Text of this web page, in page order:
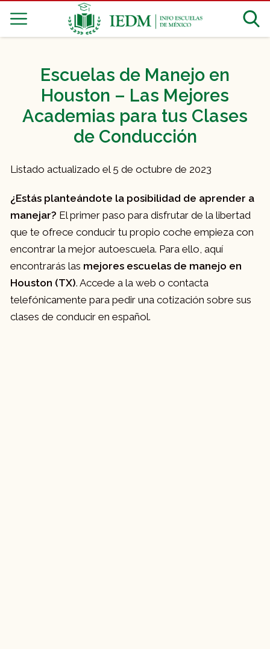
Escuelas de Manejo en
Houston – Las Mejores
Academias para tus Clases
de Conducción
Listado actualizado el 5 de octubre de 2023
¿Estás planteándote la posibilidad de aprender a
manejar? El primer paso para disfrutar de la libertad
que te ofrece conducir tu propio coche empieza con
encontrar la mejor autoescuela. Para ello, aquí
encontrarás las mejores escuelas de manejo en
Houston (TX). Accede a la web o contacta
telefónicamente para pedir una cotización sobre sus
clases de conducir en español.